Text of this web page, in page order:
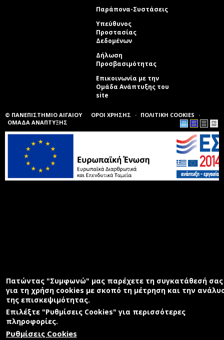
Παράπονα-Συστάσεις
Υπεύθυνος
Προστασίας
Δεδομένων
Δήλωση
Προσβασιμότητας
Επικοινωνία με την
Ομάδα Ανάπτυξης του
site
© ΠΑΝΕΠΙΣΤΗΜΙΟ ΑΙΓΑΙΟΥ ΟΡΟΙ ΧΡΗΣΗΣ
ΠΟΛΙΤΙΚΗ COOKIES
ΟΜΑΔΑ ΑΝΑΠΤΥΞΗΣ
Πατώντας "Συμφωνώ" μας παρέχετε τη συγκατάθεσή σας
για τη χρήση cookies με σκοπό τη μέτρηση και την
της επισκεψιμότητας.
Επιλέξτε "Ρυθμίσεις Cookies" για περισσότερες
πληροφορίες.
Ρυθμίσεις Cookies